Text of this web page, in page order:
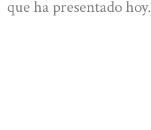
que ha presentado hoy.